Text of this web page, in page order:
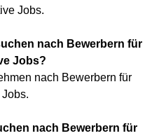
Jobs.
nach Bewerbern für
Jobs?
nach Bewerbern für
nach Bewerbern für